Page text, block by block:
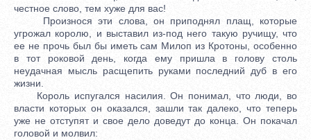
честное слово, тем хуже для вас!
Произнося эти слова, он приподнял плащ, которые
угрожал королю, и выставил из-под него такую ручищу, что
ее не прочь был бы иметь сам Милоп из Кротоны, особенно
в тот роковой день, когда ему пришла в голову столь
неудачная мысль расщепить руками последний дуб в его
жизни.
Король испугался насилия. Он понимал, что люди, во
власти которых он оказался, зашли так далеко, что теперь
уже не отступят и свое дело доведут до конца. Он покачал
головой и молвил: